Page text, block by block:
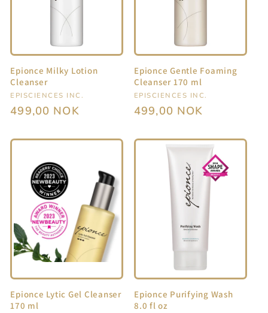
Epionce Milky Lotion
Cleanser
Selger:
EPISCIENCES INC.
Vanlig
499,00 NOK
Epionce Gentle Foaming
Cleanser 170 ml
Selger:
EPISCIENCES INC.
Vanlig
499,00 NOK
Epionce Lytic Gel Cleanser
170 ml
Epionce Purifying Wash
8.0 fl oz